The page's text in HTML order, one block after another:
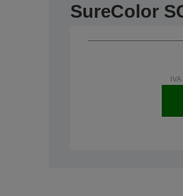
SureColor